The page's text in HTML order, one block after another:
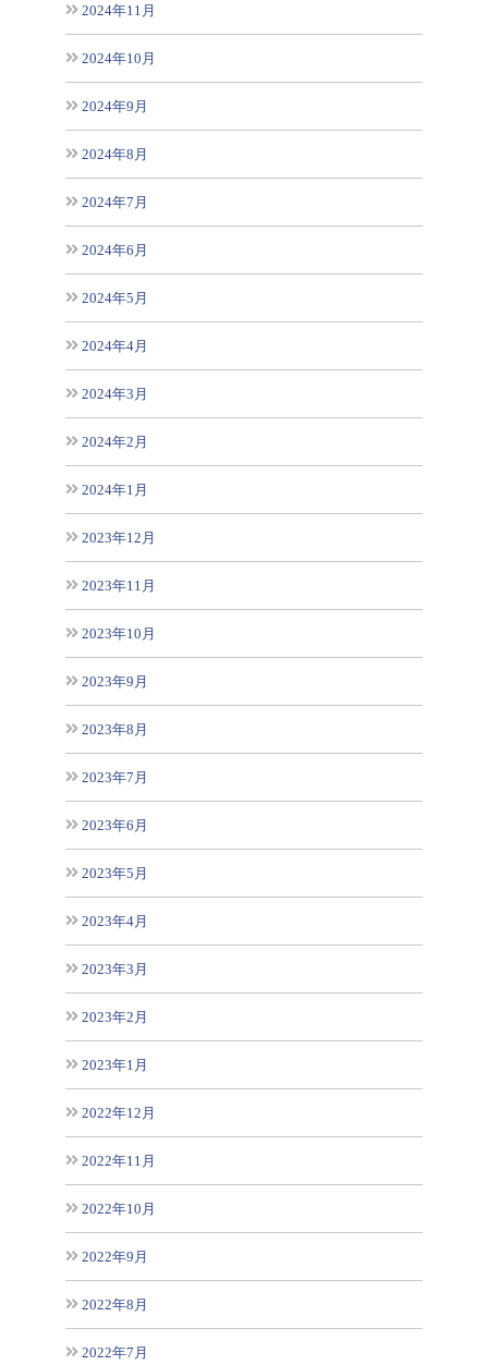
2024年11月
2024年10月
2024年9月
2024年8月
2024年7月
2024年6月
2024年5月
2024年4月
2024年3月
2024年2月
2024年1月
2023年12月
2023年11月
2023年10月
2023年9月
2023年8月
2023年7月
2023年6月
2023年5月
2023年4月
2023年3月
2023年2月
2023年1月
2022年12月
2022年11月
2022年10月
2022年9月
2022年8月
2022年7月